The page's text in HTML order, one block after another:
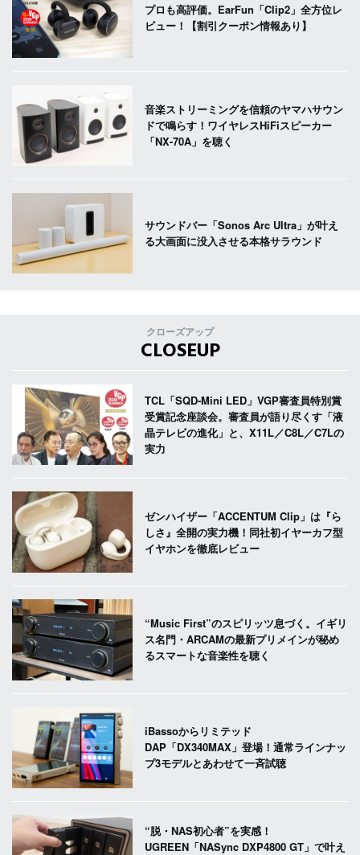
プロも高評価。EarFun「Clip2」全方位レ
ビュー！【割引クーポン情報あり】
音楽ストリーミングを信頼のヤマハサウン
ドで鳴らす！ワイヤレスHiFiスピーカー
「NX-70A」を聴く
サウンドバー「Sonos Arc Ultra」が叶え
る大画面に没入させる本格サラウンド
クローズアップ
CLOSEUP
TCL「SQD-Mini LED」VGP審査員特別賞
受賞記念座談会。審査員が語り尽くす「液
晶テレビの進化」と、X11L／C8L／C7Lの
実力
ゼンハイザー「ACCENTUM Clip」は『ら
しさ』全開の実力機！同社初イヤーカフ型
イヤホンを徹底レビュー
“Music First”のスピリッツ息づく。イギリ
ス名門・ARCAMの最新プリメインが秘め
るスマートな音楽性を聴く
iBassoからリミテッド
DAP「DX340MAX」登場！通常ラインナッ
プ3モデルとあわせて一斉試聴
“脱・NAS初心者”を実感！
UGREEN「NASync DXP4800 GT」で叶え